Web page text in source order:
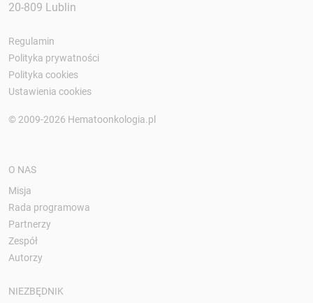
20-809 Lublin
Regulamin
Polityka prywatności
Polityka cookies
Ustawienia cookies
© 2009-2026 Hematoonkologia.pl
O NAS
Misja
Rada programowa
Partnerzy
Zespół
Autorzy
NIEZBĘDNIK